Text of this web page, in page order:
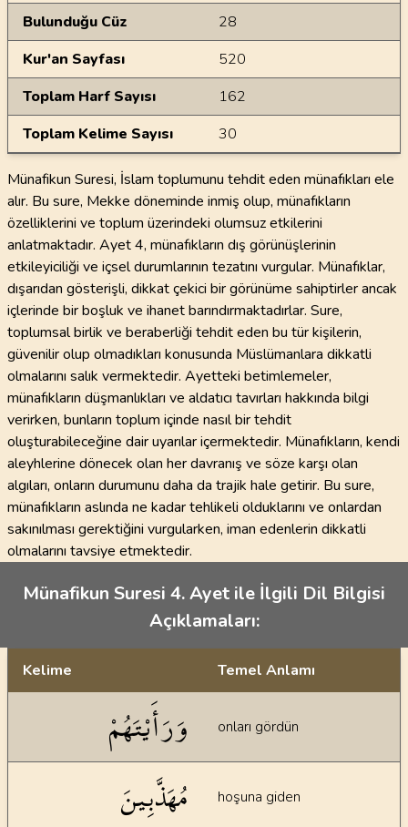
Bulunduğu Cüz
28
Kur'an Sayfası
520
Toplam Harf Sayısı
162
Toplam Kelime Sayısı
30
Münafikun Suresi, İslam toplumunu tehdit eden münafıkları ele
alır. Bu sure, Mekke döneminde inmiş olup, münafıkların
özelliklerini ve toplum üzerindeki olumsuz etkilerini
anlatmaktadır. Ayet 4, münafıkların dış görünüşlerinin
etkileyiciliği ve içsel durumlarının tezatını vurgular. Münafıklar,
dışarıdan gösterişli, dikkat çekici bir görünüme sahiptirler ancak
içlerinde bir boşluk ve ihanet barındırmaktadırlar. Sure,
toplumsal birlik ve beraberliği tehdit eden bu tür kişilerin,
güvenilir olup olmadıkları konusunda Müslümanlara dikkatli
olmalarını salık vermektedir. Ayetteki betimlemeler,
münafıkların düşmanlıkları ve aldatıcı tavırları hakkında bilgi
verirken, bunların toplum içinde nasıl bir tehdit
oluşturabileceğine dair uyarılar içermektedir. Münafıkların, kendi
aleyhlerine dönecek olan her davranış ve söze karşı olan
algıları, onların durumunu daha da trajik hale getirir. Bu sure,
münafıkların aslında ne kadar tehlikeli olduklarını ve onlardan
sakınılması gerektiğini vurgularken, iman edenlerin dikkatli
olmalarını tavsiye etmektedir.
Münafikun Suresi 4. Ayet ile İlgili Dil Bilgisi
Açıklamaları:
Kelime Temel Anlamı
وَرَأَيْتَهُمْ onları gördün
مُهَذَّبِينَ hoşuna giden